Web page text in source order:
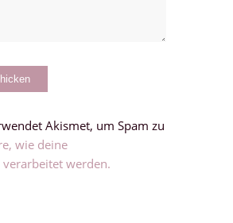
Akismet, um Spam zu
wie deine
werden.